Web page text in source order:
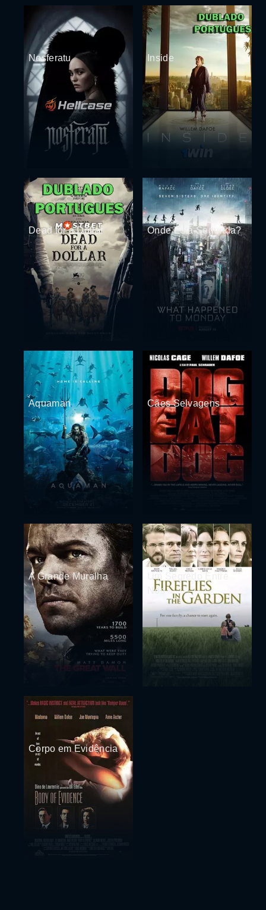
Nosferatu Inside
Dead for a Dollar Onde Está Segunda?
Aquaman Cães Selvagens
A Grande Muralha
Um Segredo Entre
Nos
Corpo em Evidência